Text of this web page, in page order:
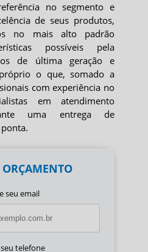
no segmento e
de seus produtos,
no mais alto padrão
possíveis pela
de última geração e
o que, somado a
com experiência no
em atendimento
uma entrega de
seu email
telefone